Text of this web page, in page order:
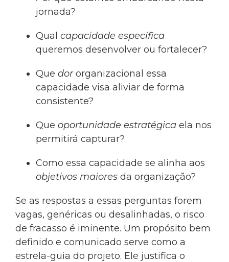
jornada?
Qual capacidade específica
queremos desenvolver ou fortalecer?
Que dororganizacional essa
capacidade visa aliviar de forma
consistente?
Que oportunidade estratégica ela nos
permitirá capturar?
Como essa capacidade se alinha aos
objetivos maiores da organização?
Se as respostas a essas perguntas forem
vagas, genéricas ou desalinhadas, o risco
de fracasso é iminente. Um propósito bem
definido e comunicado serve como a
estrela-guia do projeto. Ele justifica o